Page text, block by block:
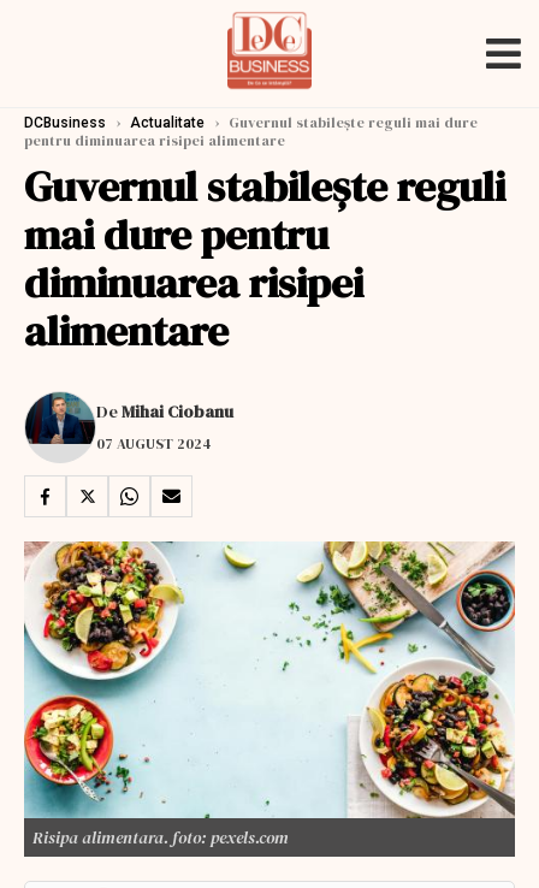
DCBusiness › Actualitate › Guvernul stabileşte reguli mai dure
pentru diminuarea risipei alimentare
Guvernul stabileşte reguli
mai dure pentru
diminuarea risipei
alimentare
DeMihai Ciobanu
07 AUGUST 2024
Risipa alimentara. foto: pexels.com